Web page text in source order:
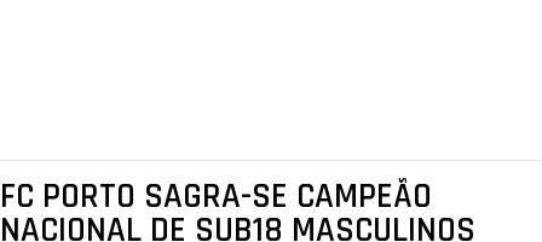
FC PORTO SAGRA-SE CAMPEÃO
NACIONAL DE SUB18 MASCULINOS